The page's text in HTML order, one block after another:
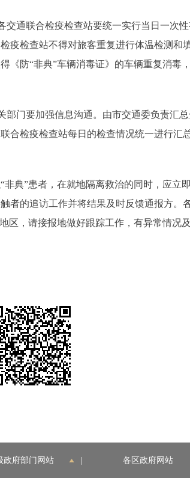
通联合检疫检查站要统一实行当日一次
疫检查站不得对旅客重复进行体温检测和
《防“非典”车辆消毒证》的车辆重复消毒
门要加强信息沟通。由市交通委负责汇
合检疫检查站每日的检查情况统一进行汇
”患者，在就地隔离救治的同时，应立
者的追访工作并将结果及时反馈通报方。
区，请接报地做好跟踪工作，有异常情况
政府部门网站 各区政府网站